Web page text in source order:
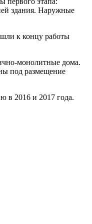
здания. Наружные
к концу работы
монолитные дома.
под размещение
в 2016 и 2017 года.